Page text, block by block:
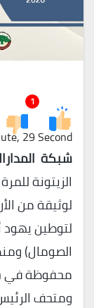
1
29 Second
شبكة
الزيتونة
لوثيقة من
لتوطين يهود
الصومال)
محفوظة في
ومتحف